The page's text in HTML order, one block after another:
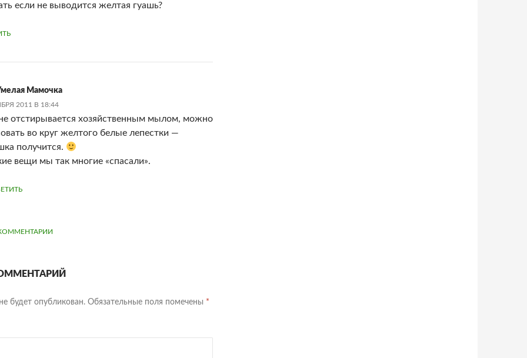
если не выводится желтая гуашь?
Мамочка
2011 В 18:44
отстирывается хозяйственным мылом, можно
во круг желтого белые лепестки —
получится.
вещи мы так многие «спасали».
будет опубликован. Обязательные поля помечены *